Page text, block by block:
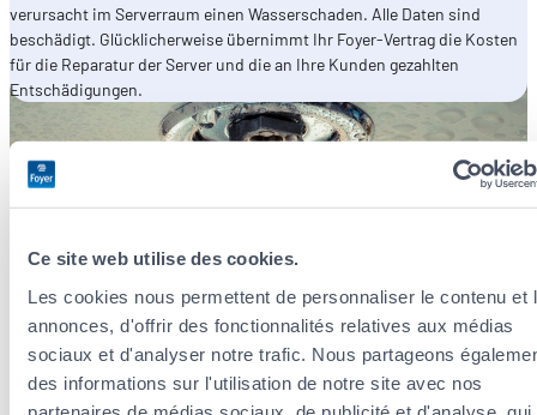
Ce site web utilise des cookies.
Les cookies nous permettent de personnaliser le contenu et
annonces, d'offrir des fonctionnalités relatives aux médias
sociaux et d'analyser notre trafic. Nous partageons
des informations sur l'utilisation de notre site avec nos
verursacht im Serverraum einen Wasserschaden. Alle Daten sind
beschädigt. Glücklicherweise übernimmt Ihr Foyer-Vertrag die Kosten
für die Reparatur der Server und die an Ihre Kunden gezahlten
Entschädigungen.